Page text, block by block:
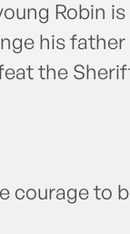
Robin
his father
the
courage to